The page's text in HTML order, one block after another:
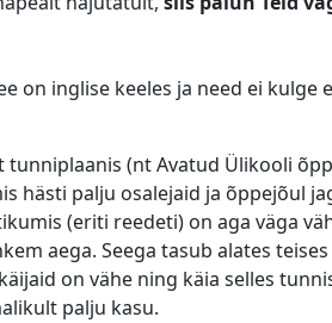
on inglise keeles ja need ei kulge
(nt Avatud Ülikooli
hästi palju osalejaid ja õppejõul
(eriti reedeti) on aga väga
aega. Seega tasub alates
on vähe ning käia selles
palju kasu.